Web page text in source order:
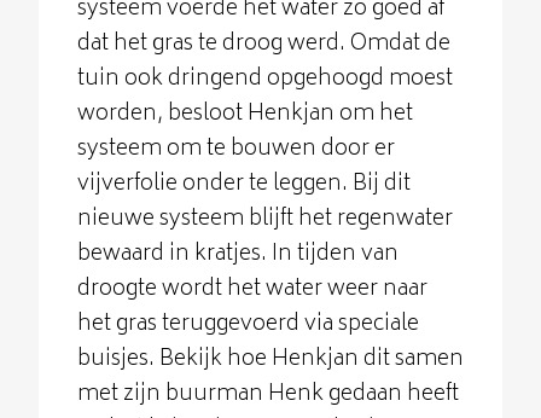
systeem voerde het water zo goed af
dat het gras te droog werd. Omdat de
tuin ook dringend opgehoogd moest
worden, besloot Henkjan om het
systeem om te bouwen door er
vijverfolie onder te leggen. Bij dit
nieuwe systeem blijft het regenwater
bewaard in kratjes. In tijden van
droogte wordt het water weer naar
het gras teruggevoerd via speciale
buisjes. Bekijk hoe Henkjan dit samen
met zijn buurman Henk gedaan heeft